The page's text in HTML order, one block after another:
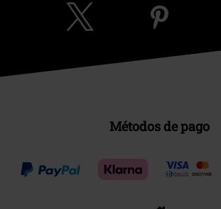
Métodos de pago